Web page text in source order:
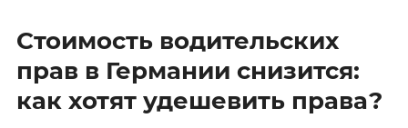
Стоимость водительских
прав в Германии снизится:
как хотят удешевить права?